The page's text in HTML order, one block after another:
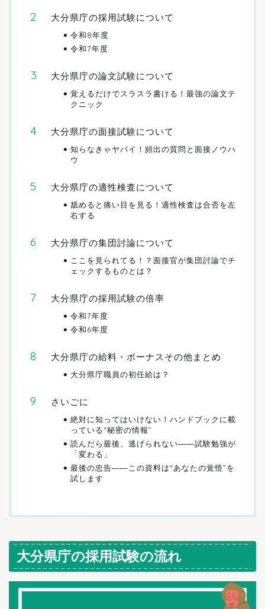
大分県庁の採用試験について
令和8年度
令和7年度
大分県庁の論文試験について
覚えるだけでスラスラ書ける！最強の論文テ
クニック
大分県庁の面接試験について
知らなきゃヤバイ！頻出の質問と面接ノウハ
ウ
大分県庁の適性検査について
舐めると痛い目を見る！適性検査は合否を左
右する
大分県庁の集団討論について
ここを見られてる！？面接官が集団討論でチ
ェックするものとは？
大分県庁の採用試験の倍率
令和7年度
令和6年度
大分県庁の給料・ボーナスその他まとめ
大分県庁職員の初任給は？
さいごに
絶対に知ってはいけない！ハンドブックに載
っている“秘密の情報”
読んだら最後、逃げられない――試験勉強が
「変わる」
最後の忠告――この資料は“あなたの覚悟”を
試します
大分県庁の採用試験の流れ